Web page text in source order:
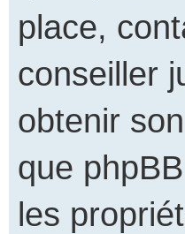
place,
conseiller
obtenir
que
les